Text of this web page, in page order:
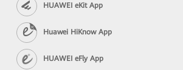
HUAWEI eKit App
Huawei HiKnow App
HUAWEI eFly App